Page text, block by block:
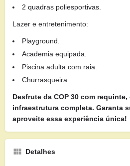
2 quadras poliesportivas.
Lazer e entretenimento:
Playground.
Academia equipada.
Piscina adulta com raia.
Churrasqueira.
Desfrute da COP 30 com
infraestrutura completa. Garanta
aproveite essa experiência única!
Detalhes